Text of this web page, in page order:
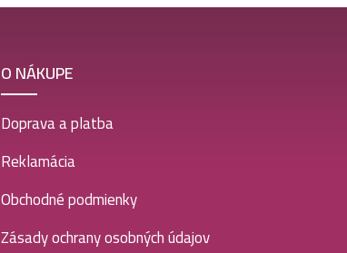
O NÁKUPE
Doprava a platba
Reklamácia
Obchodné podmienky
Zásady ochrany osobných údajov